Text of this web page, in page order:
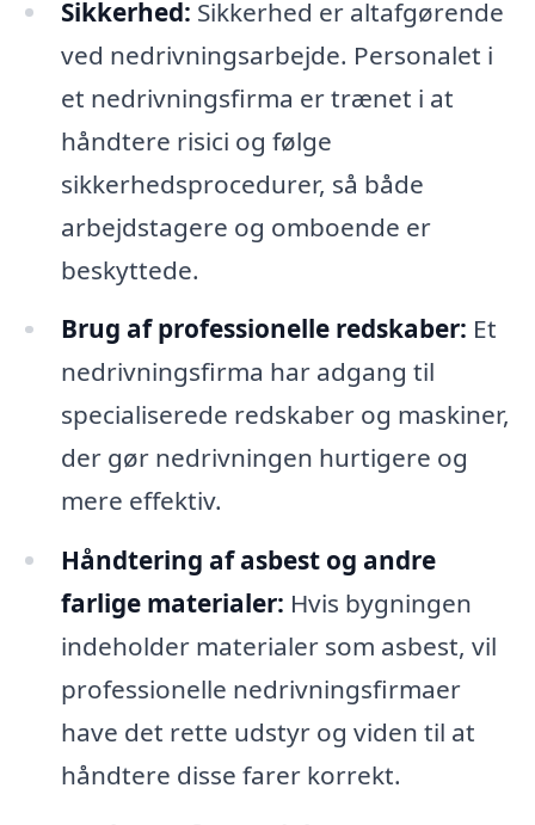
Sikkerhed: Sikkerhed er altafgørende
ved nedrivningsarbejde. Personalet i
et nedrivningsfirma er trænet i at
håndtere risici og følge
sikkerhedsprocedurer, så både
arbejdstagere og omboende er
beskyttede.
Brug af professionelle redskaber: Et
nedrivningsfirma har adgang til
specialiserede redskaber og maskiner,
der gør nedrivningen hurtigere og
mere effektiv.
Håndtering af asbest og andre
farlige materialer: Hvis bygningen
indeholder materialer som asbest, vil
professionelle nedrivningsfirmaer
have det rette udstyr og viden til at
håndtere disse farer korrekt.